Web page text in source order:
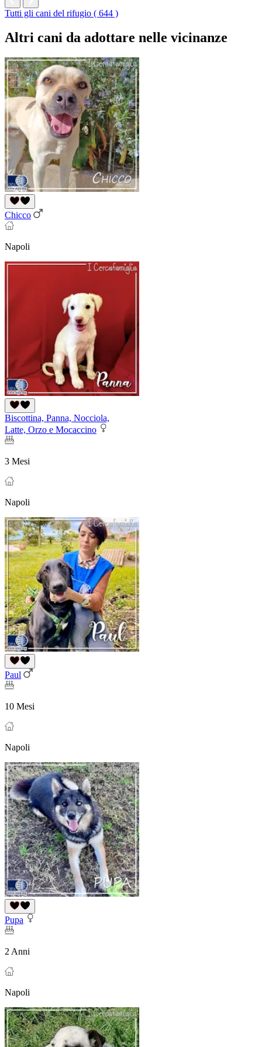
Tutti gli cani del rifugio ( 644 )
Altri cani da adottare nelle vicinanze
Chicco
Napoli
Biscottina, Panna, Nocciola,
Latte, Orzo e Mocaccino
3 Mesi
Napoli
Paul
10 Mesi
Napoli
Pupa
2 Anni
Napoli